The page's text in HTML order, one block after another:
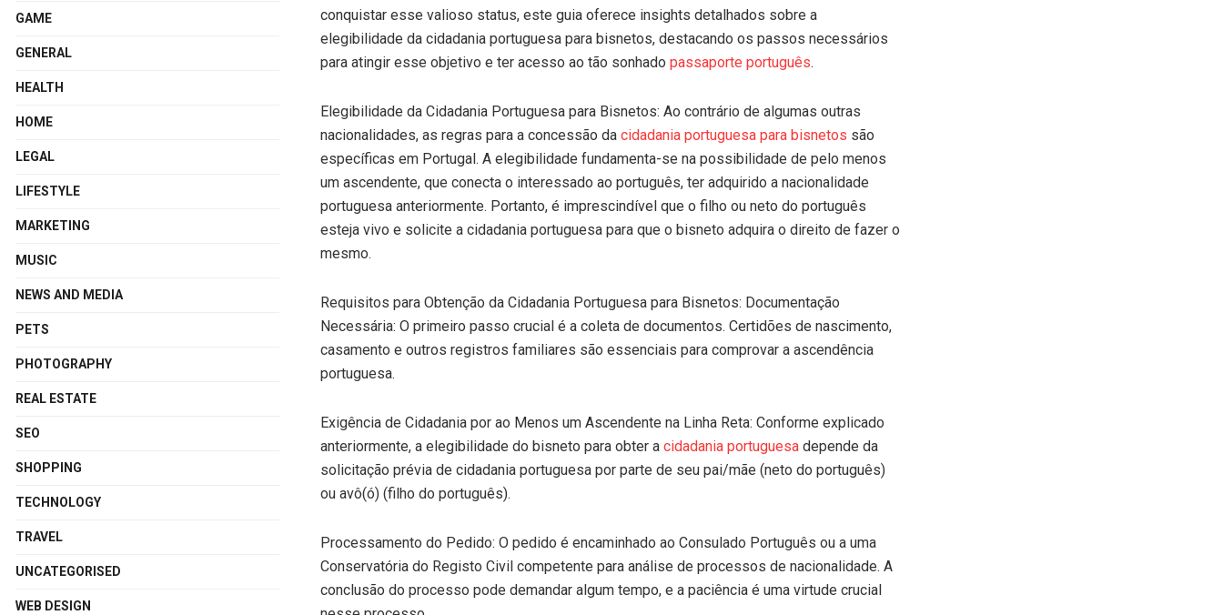
conquistar esse valioso status, este guia oferece insights detalhados sobre a
elegibilidade da cidadania portuguesa para bisnetos, destacando os passos necessários
para atingir esse objetivo e ter acesso ao tão sonhado passaporte português.
Elegibilidade da Cidadania Portuguesa para Bisnetos: Ao contrário de algumas outras
nacionalidades, as regras para a concessão da cidadania portuguesa para bisnetos são
específicas em Portugal. A elegibilidade fundamenta-se na possibilidade de pelo menos
um ascendente, que conecta o interessado ao português, ter adquirido a nacionalidade
portuguesa anteriormente. Portanto, é imprescindível que o filho ou neto do português
esteja vivo e solicite a cidadania portuguesa para que o bisneto adquira o direito de fazer o
mesmo.
Requisitos para Obtenção da Cidadania Portuguesa para Bisnetos: Documentação
Necessária: O primeiro passo crucial é a coleta de documentos. Certidões de nascimento,
casamento e outros registros familiares são essenciais para comprovar a ascendência
portuguesa.
Exigência de Cidadania por ao Menos um Ascendente na Linha Reta: Conforme explicado
anteriormente, a elegibilidade do bisneto para obter a cidadania portuguesa depende da
solicitação prévia de cidadania portuguesa por parte de seu pai/mãe (neto do português)
ou avô(ó) (filho do português).
Processamento do Pedido: O pedido é encaminhado ao Consulado Português ou a uma
Conservatória do Registo Civil competente para análise de processos de nacionalidade. A
conclusão do processo pode demandar algum tempo, e a paciência é uma virtude crucial
GAME
GENERAL
HEALTH
HOME
LEGAL
LIFESTYLE
MARKETING
MUSIC
NEWS AND MEDIA
PETS
PHOTOGRAPHY
REAL ESTATE
SEO
SHOPPING
TECHNOLOGY
TRAVEL
UNCATEGORISED
WEB DESIGN